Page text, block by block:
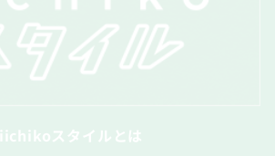
iichikoスタイルとは